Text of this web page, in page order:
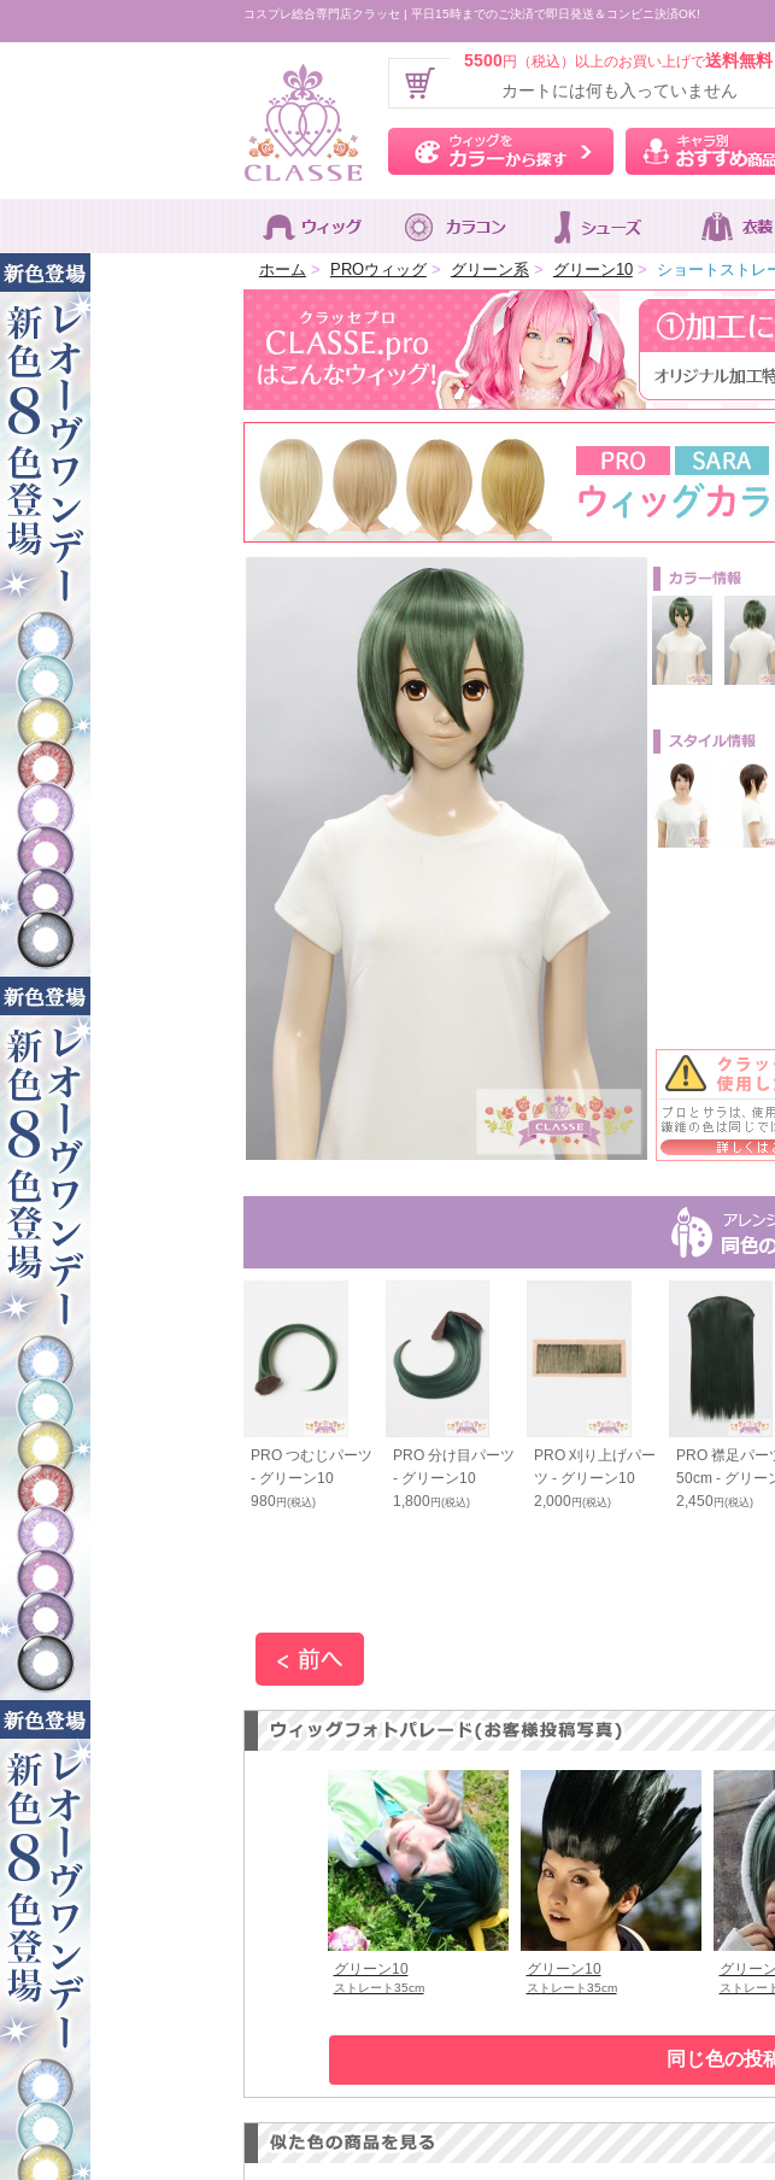
コスプレ総合専門店クラッセ | 平日15時までのご決済で即日発送＆コンビニ決済OK!
5500円（税込）以上のお買い上げで送料無料
カートには何も入っていません
ウィッグをカラー
ホーム > PROウィッグ > グリーン系 > グリーン10 > ショートストレ
80cm - グリ
円(税込)
PRO つむじパーツ
- グリーン10
980円(税込)
PRO 分け目パーツ
- グリーン10
1,800円(税込)
PRO 刈り上げパー
ツ - グリーン10
2,000円(税込)
PRO 襟足パー
50cm - グリー
2,450円(税込)
グリーン10
ストレート35cm
グリーン10
ストレート35cm
グリー
ストレー